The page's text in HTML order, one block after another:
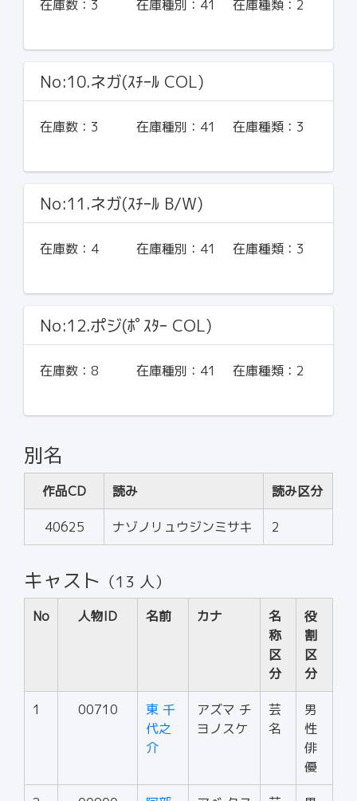
在庫数： 3 在庫種別： 41 在庫種類： 2
No:10.ネガ(ｽﾁｰﾙ COL)
在庫数： 3 在庫種別： 41 在庫種類： 3
No:11.ネガ(ｽﾁｰﾙ B/W)
在庫数： 4 在庫種別： 41 在庫種類： 3
No:12.ポジ(ﾎﾟｽﾀｰ COL)
在庫数： 8 在庫種別： 41 在庫種類： 2
別名
作品CD 読み 読み区分
40625 ナゾノリュウジンミサキ 2
キャスト （13 人）
No 人物ID 名前 カナ
名
称
区
分
役
割
区
分
1 00710
東 千
代之
介
アズマ チ
ヨノスケ
芸
名
男
性
俳
優